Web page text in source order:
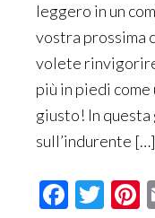
leggero in un
vostra prossima
volete
più in piedi
giusto! In
sull’indurente […]